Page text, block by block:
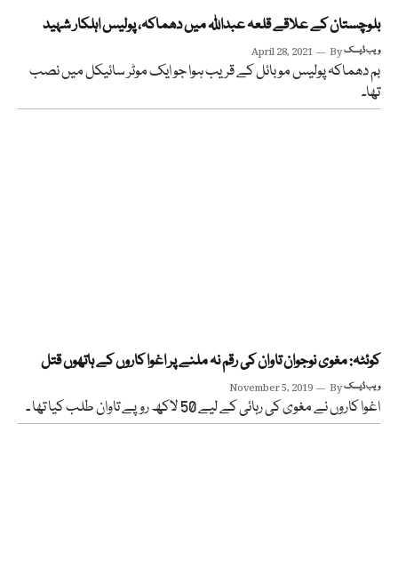
بلوچستان کے علاقے قلعہ عبداللہ میں دھماکہ، پولیس اہلکار شہید
April 28, 2021 Byویب ڈیسک
بم دھماکہ پولیس موبائل کے قریب ہوا جو ایک موٹر سائیکل میں نصب
تھا۔
کوئٹہ: مغوی نوجوان تاوان کی رقم نہ ملنے پر اغوا کاروں کے ہاتھوں قتل
November 5, 2019 Byویب ڈیسک
اغوا کاروں نے مغوی کی رہائی کے لیے 50 لاکھ روپے تاوان طلب کیا تھا ۔